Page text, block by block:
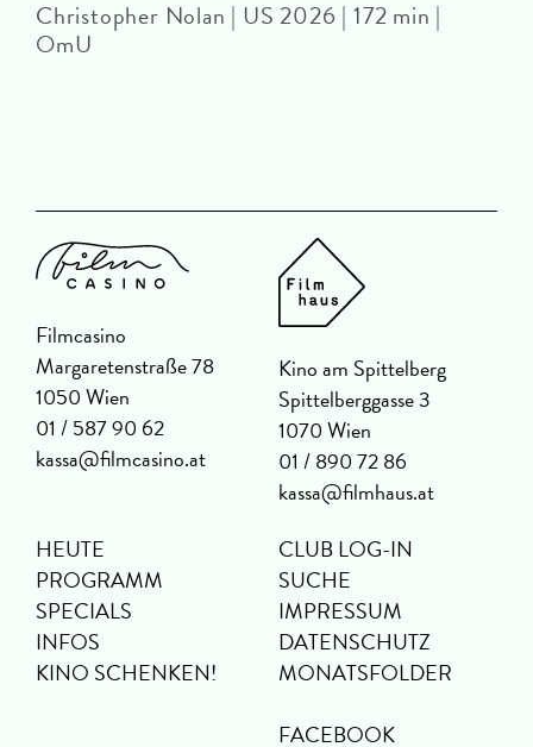
Christopher Nolan | US 2026 | 172 min |
OmU
Filmcasino
Margaretenstraße 78
1050 Wien
01 / 587 90 62
kassa@filmcasino.at
Kino am Spittelberg
Spittelberggasse 3
1070 Wien
01 / 890 72 86
kassa@filmhaus.at
HEUTE
PROGRAMM
SPECIALS
INFOS
KINO SCHENKEN!
CLUB LOG-IN
SUCHE
IMPRESSUM
DATENSCHUTZ
MONATSFOLDER
FACEBOOK